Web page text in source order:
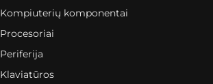
Kompiuterių komponentai
Procesoriai
Periferija
Klaviatūros